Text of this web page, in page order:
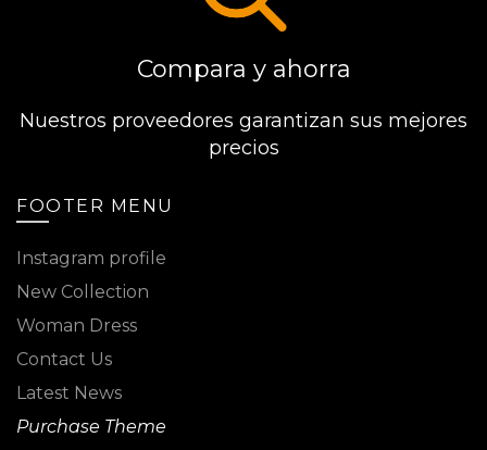
Compara y ahorra
Nuestros proveedores garantizan sus mejores
precios
FOOTER MENU
Instagram profile
New Collection
Woman Dress
Contact Us
Latest News
Purchase Theme